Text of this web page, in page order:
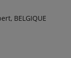
BELGIQUE